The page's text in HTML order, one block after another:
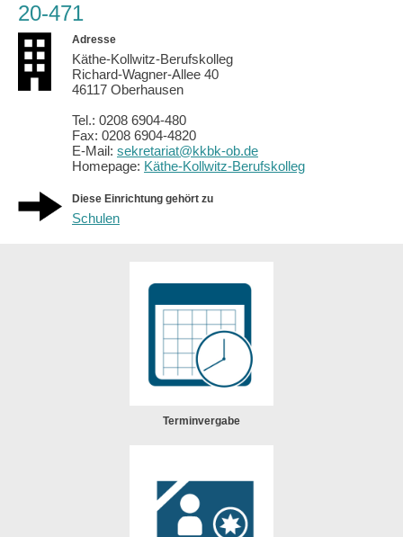
20-471
Adresse
Käthe-Kollwitz-Berufskolleg
Richard-Wagner-Allee 40
46117 Oberhausen
Tel.: 0208 6904-480
Fax: 0208 6904-4820
E-Mail: sekretariat@kkbk-ob.de
Homepage: Käthe-Kollwitz-Berufskolleg
Diese Einrichtung gehört zu
Schulen
Terminvergabe